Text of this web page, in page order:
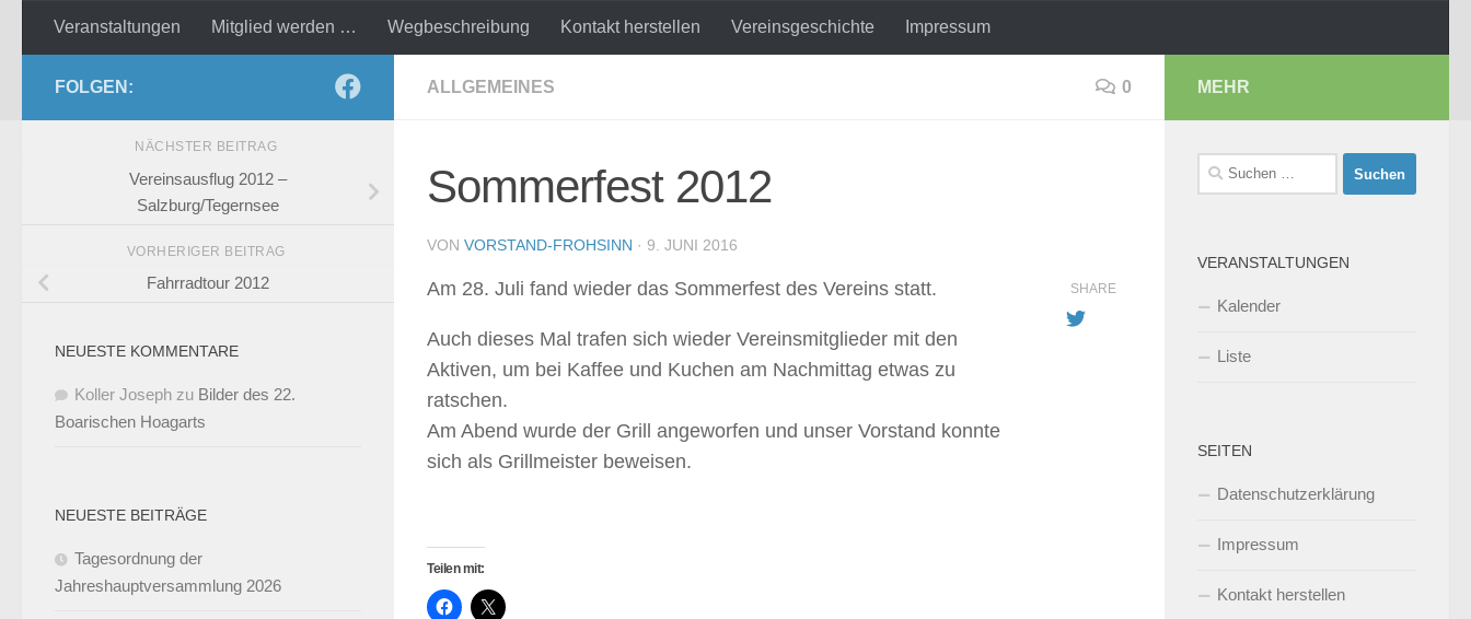
Zum Inhalt springen
Veranstaltungen Mitglied werden … Wegbeschreibung Kontakt herstellen Vereinsgeschichte Impressum
ALLGEMEINES 0
Sommerfest 2012
VON VORSTAND-FROHSINN · 9. JUNI 2016
Am 28. Juli fand wieder das Sommerfest des Vereins statt.
Auch dieses Mal trafen sich wieder Vereinsmitglieder mit den
Aktiven, um bei Kaffee und Kuchen am Nachmittag etwas zu
ratschen.
Am Abend wurde der Grill angeworfen und unser Vorstand konnte
sich als Grillmeister beweisen.
Teilen mit:
SHARE
FOLGEN:
NÄCHSTER BEITRAG
Vereinsausflug 2012 –
Salzburg/Tegernsee
VORHERIGER BEITRAG
Fahrradtour 2012
NEUESTE KOMMENTARE
Koller Joseph zu Bilder des 22.
Boarischen Hoagarts
NEUESTE BEITRÄGE
Tagesordnung der
Jahreshauptversammlung 2026
MEHR
Suchen
nach:
VERANSTALTUNGEN
Kalender
Liste
SEITEN
Datenschutzerklärung
Impressum
Kontakt herstellen